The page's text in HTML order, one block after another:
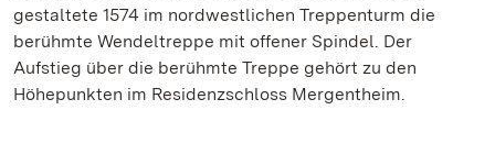
gestaltete 1574 im nordwestlichen Treppenturm die
berühmte Wendeltreppe mit offener Spindel. Der
Aufstieg über die berühmte Treppe gehört zu den
Höhepunkten im Residenzschloss Mergentheim.